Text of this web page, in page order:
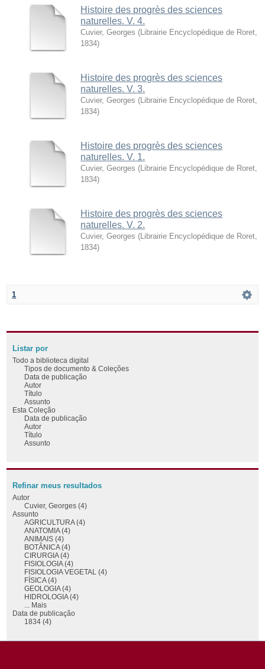
Histoire des progrès des sciences
naturelles. V. 4.
Cuvier, Georges ( Librairie Encyclopédique de Roret
1834)
Histoire des progrès des sciences
naturelles. V. 3.
Cuvier, Georges ( Librairie Encyclopédique de Roret
1834)
Histoire des progrès des sciences
naturelles. V. 1.
Cuvier, Georges ( Librairie Encyclopédique de Roret
1834)
Histoire des progrès des sciences
naturelles. V. 2.
Cuvier, Georges ( Librairie Encyclopédique de Roret
1834)
1
Listar por
Todo a biblioteca digital
Tipos de documento & Coleções
Data de publicação
Autor
Título
Assunto
Esta Coleção
Data de publicação
Autor
Título
Assunto
Refinar meus resultados
Autor
Cuvier, Georges (4)
Assunto
AGRICULTURA (4)
ANATOMIA (4)
ANIMAIS (4)
BOTÂNICA (4)
CIRURGIA (4)
FISIOLOGIA (4)
FISIOLOGIA VEGETAL (4)
FÍSICA (4)
GEOLOGIA (4)
HIDROLOGIA (4)
... Mais
Data de publicação
1834 (4)